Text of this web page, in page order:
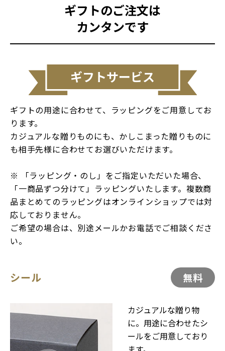
ギフトのご注文は
カンタンです
ギフトサービス
ギフトの用途に合わせて、ラッピングをご用意してお
ります。
カジュアルな贈りものにも、かしこまった贈りものに
も相手先様に合わせてお選びいただけます。
※ 「ラッピング・のし」をご指定いただいた場合、
「一商品ずつ分けて」ラッピングいたします。複数商
品まとめてのラッピングはオンラインショップでは対
応しておりません。
ご希望の場合は、別途メールかお電話でご相談くださ
い。
シール 無料
カジュアルな贈り物
に。用途に合わせたシ
ールをご用意しており